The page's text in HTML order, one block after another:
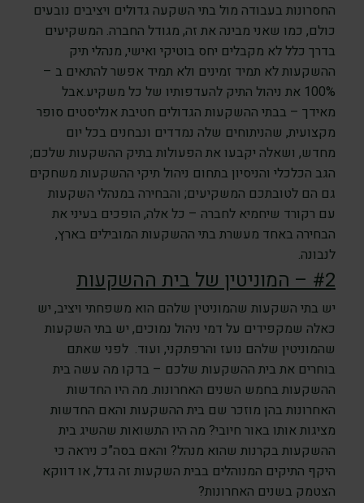
החסרונות בעבודה מול בתי השקעה גדולים ויציבים נובעים
כולם, כמו שאני מבינה את זה, מגודל החברה. המשקיעים
בדרך כלל לא מקבלים יחס בוטיקי ואישי, מנהלי תיק
ההשקעות לא תמיד זמינים ולא תמיד אפשר להתאים ב –
100% את ניהול התיק להעדפותיו של כל משקיע.אבל
מאידך – בבתי ההשקעות הגדולים חטיבת אנליסטים סופר
מקצועית, שהניתוחים שלה נמדדים ונבחנים בכל יום
מחדש, ושאלה יקבעו את הפעולות בתיק ההשקעות שלכם;
הגב הכלכלי והניסיון בתחום ניהול תיקי ההשקעות משחקים
גם הם לטובתכם המשקיעים; והבחירה במנהלי השקעות
עם רקורד שיחמיא לחברה – כל אלה, הופכים בעיני את
הבחירה באחד מעשרת בתי ההשקעות המובילים בארץ,
לנבונה.
#2 – המוניטין של בית ההשקעות
יש בתי השקעות שהמוניטין שלהם הוא משפחתי ויציב, יש
כאלה שמקפידים על דמי ניהול נמוכים, יש בתי השקעות
שהמוניטין שלהם נועז והרפתקני, ועוד. לפני שאתם
בוחרים את בית ההשקעות שלכם – בדקו מה עשה בית
ההשקעות בחמש השנים האחרונות. מה היו החדשות
האחרונות בהן מוזכר שם בית ההשקעות והאם החדשות
מציגות אותו באור חיובי? מה היו התשואות שהשיג בית
ההשקעות בקרנות שהוא מנהל? והאם בסה”כ ניראה כי
היקף התיקים המנוהלים בבית השקעות זה גדל, או דווקא
הצטמק בשנים האחרונות?